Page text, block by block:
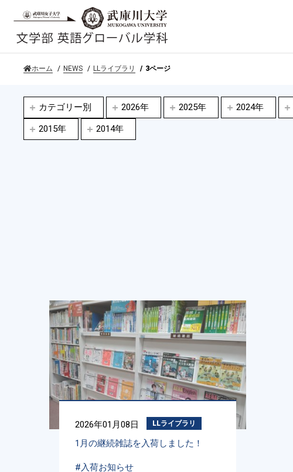
ホーム NEWS LLライブラリ 3ページ
カテゴリー別 2026年 2025年 2024年
2015年 2014年
2026年01月08日 LLライブラリ
1月の継続雑誌を入荷しました！
#入荷お知らせ